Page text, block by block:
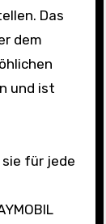
Das
dem
und ist
für jede